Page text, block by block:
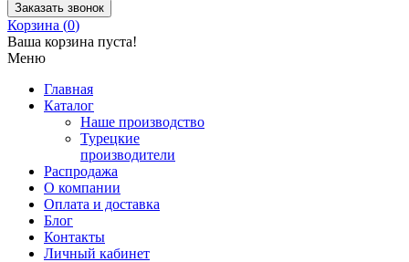
Заказать звонок
Корзина (0)
Ваша корзина пуста!
Меню
Главная
Каталог
Наше производство
Турецкие
производители
Распродажа
О компании
Оплата и доставка
Блог
Контакты
Личный кабинет